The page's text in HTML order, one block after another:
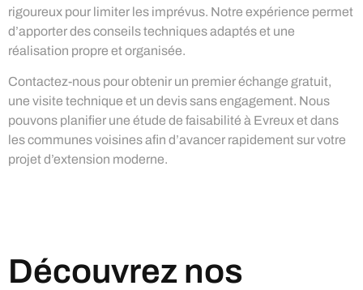
rigoureux pour limiter les imprévus. Notre expérience permet
d’apporter des conseils techniques adaptés et une
réalisation propre et organisée.
Contactez-nous pour obtenir un premier échange gratuit,
une visite technique et un devis sans engagement. Nous
pouvons planifier une étude de faisabilité à Evreux et dans
les communes voisines afin d’avancer rapidement sur votre
projet d’extension moderne.
Découvrez nos